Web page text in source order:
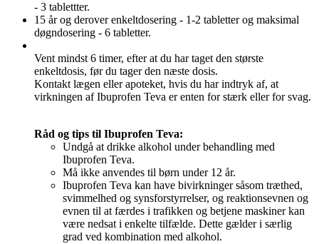
- 3 tablettter.
15 år og derover enkeltdosering - 1-2 tabletter og maksimal
døgndosering - 6 tabletter.
Vent mindst 6 timer, efter at du har taget den største
enkeltdosis, før du tager den næste dosis.
Kontakt lægen eller apoteket, hvis du har indtryk af, at
virkningen af Ibuprofen Teva er enten for stærk eller for svag.
Råd og tips til Ibuprofen Teva:
Undgå at drikke alkohol under behandling med
Ibuprofen Teva.
Må ikke anvendes til børn under 12 år.
Ibuprofen Teva kan have bivirkninger såsom træthed,
svimmelhed og synsforstyrrelser, og reaktionsevnen og
evnen til at færdes i trafikken og betjene maskiner kan
være nedsat i enkelte tilfælde. Dette gælder i særlig
grad ved kombination med alkohol.